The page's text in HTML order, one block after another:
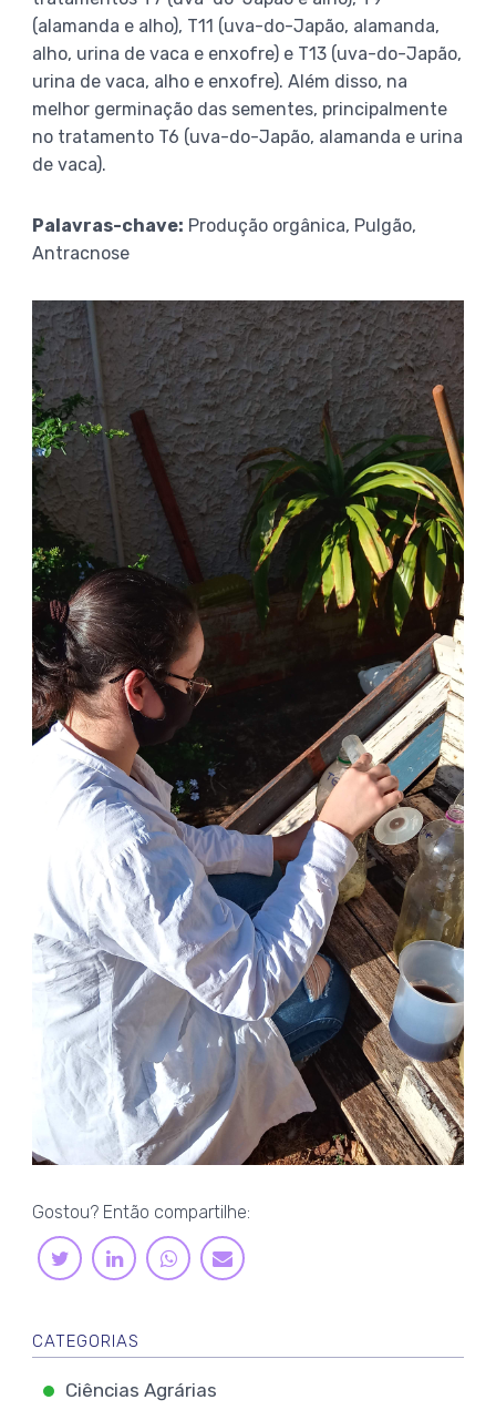
(alamanda e alho), T11 (uva-do-Japão, alamanda,
alho, urina de vaca e enxofre) e T13 (uva-do-Japão,
urina de vaca, alho e enxofre). Além disso, na
melhor germinação das sementes, principalmente
no tratamento T6 (uva-do-Japão, alamanda e urina
de vaca).
Palavras-chave: Produção orgânica, Pulgão,
Antracnose
Gostou? Então compartilhe:
TWITTERLINKEDINWHATSAPP
E-
MAIL
CATEGORIAS
Ciências Agrárias